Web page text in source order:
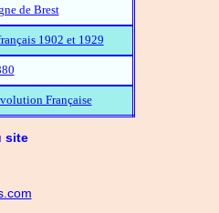
de Brest
1902 et 1929
Française
site